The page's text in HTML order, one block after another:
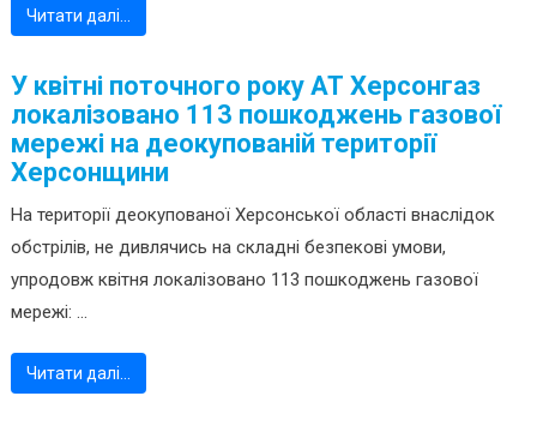
Читати далі…
У квітні поточного року АТ Херсонгаз
локалізовано 113 пошкоджень газової
мережі на деокупованій території
Херсонщини
На території деокупованої Херсонської області внаслідок
обстрілів, не дивлячись на складні безпекові умови,
упродовж квітня локалізовано 113 пошкоджень газової
мережі: ...
Читати далі…